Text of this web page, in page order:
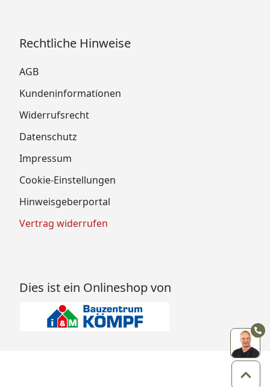
Rechtliche Hinweise
AGB
Kundeninformationen
Widerrufsrecht
Datenschutz
Impressum
Cookie-Einstellungen
Hinweisgeberportal
Vertrag widerrufen
Dies ist ein Onlineshop von